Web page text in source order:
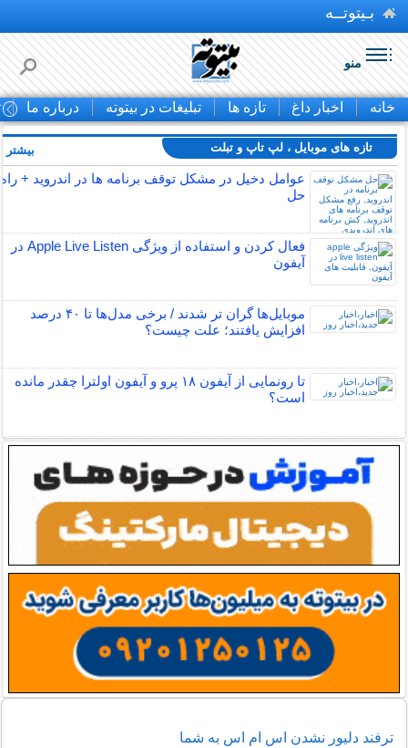
بـیتوتــه
منو
خانه اخبار داغ تازه ها تبلیغات در بیتوته درباره ما
تازه های موبایل ، لپ تاپ و تبلت
عوامل دخیل در مشکل توقف برنامه ها در اندروید + راه
حل
فعال کردن و استفاده از ویژگی Apple Live Listen در
آیفون
موبایل‌ها گران تر شدند / برخی مدل‌ها تا ۴۰ درصد
افزایش یافتند؛ علت چیست؟
تا رونمایی از آیفون ۱۸ پرو و آیفون اولترا چقدر مانده
است؟
بیشتر
ترفند دلیور نشدن اس ام اس به شما